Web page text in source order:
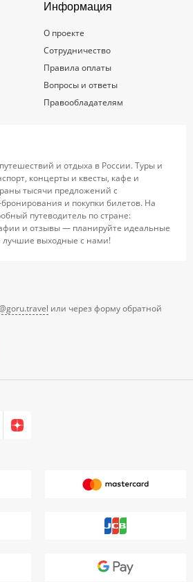
Информация
О проекте
Сотрудничество
Правила оплаты
Вопросы и ответы
Правообладателям
и отдыха в России. Туры и
концерты и квесты, кафе и
тысячи предложений с
и покупки билетов. На
путеводитель по стране:
и отзывы — планируйте идеальные
лучшие выходные с нами!
или через форму обратной